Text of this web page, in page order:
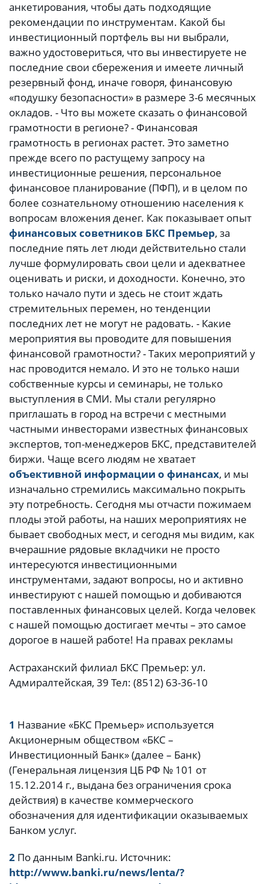
анкетирования, чтобы дать подходящие
рекомендации по инструментам. Какой бы
инвестиционный портфель вы ни выбрали,
важно удостовериться, что вы инвестируете не
последние свои сбережения и имеете личный
резервный фонд, иначе говоря, финансовую
«подушку безопасности» в размере 3-6 месячных
окладов. - Что вы можете сказать о финансовой
грамотности в регионе? - Финансовая
грамотность в регионах растет. Это заметно
прежде всего по растущему запросу на
инвестиционные решения, персональное
финансовое планирование (ПФП), и в целом по
более сознательному отношению населения к
вопросам вложения денег. Как показывает опыт
финансовых советников БКС Премьер, за
последние пять лет люди действительно стали
лучше формулировать свои цели и адекватнее
оценивать и риски, и доходности. Конечно, это
только начало пути и здесь не стоит ждать
стремительных перемен, но тенденции
последних лет не могут не радовать. - Какие
мероприятия вы проводите для повышения
финансовой грамотности? - Таких мероприятий у
нас проводится немало. И это не только наши
собственные курсы и семинары, не только
выступления в СМИ. Мы стали регулярно
приглашать в город на встречи с местными
частными инвесторами известных финансовых
экспертов, топ-менеджеров БКС, представителей
биржи. Чаще всего людям не хватает
объективной информации о финансах, и мы
изначально стремились максимально покрыть
эту потребность. Сегодня мы отчасти пожимаем
плоды этой работы, на наших мероприятиях не
бывает свободных мест, и сегодня мы видим, как
вчерашние рядовые вкладчики не просто
интересуются инвестиционными
инструментами, задают вопросы, но и активно
инвестируют с нашей помощью и добиваются
поставленных финансовых целей. Когда человек
с нашей помощью достигает мечты – это самое
дорогое в нашей работе! На правах рекламы
Астраханский филиал БКС Премьер: ул.
Адмиралтейская, 39 Тел: (8512) 63-36-10
1 Название «БКС Премьер» используется
Акционерным обществом «БКС –
Инвестиционный Банк» (далее – Банк)
(Генеральная лицензия ЦБ РФ № 101 от
15.12.2014 г., выдана без ограничения срока
действия) в качестве коммерческого
обозначения для идентификации оказываемых
Банком услуг.
2 По данным Banki.ru. Источник:
http://www.banki.ru/news/lenta/?